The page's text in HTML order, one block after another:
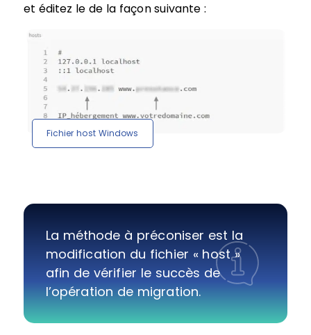
et éditez le de la façon suivante :
Fichier host Windows
La méthode à préconiser est la
modification du fichier « host »
afin de vérifier le succès de
l’opération de migration.